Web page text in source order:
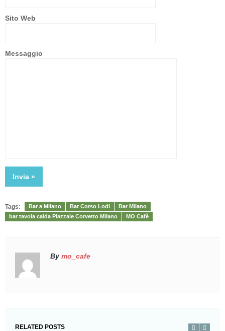
Sito Web
Messaggio
Tags: Bar a Milano Bar Corso Lodi
Bar Milano
bar tavola calda Piazzale Corvetto Milano
MO Cafè
By mo_cafe
RELATED POSTS